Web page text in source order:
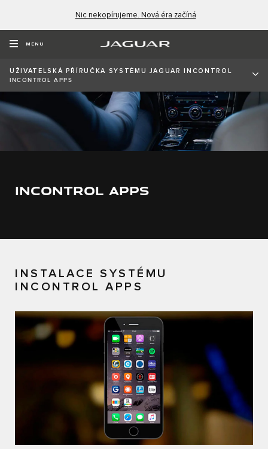
Nic nekopírujeme. Nová éra začíná
MENU
UŽIVATELSKÁ PŘÍRUČKA SYSTÉMU JAGUAR INCONTROL
INCONTROL APPS
INCONTROL APPS
INSTALACE SYSTÉMU
INCONTROL APPS